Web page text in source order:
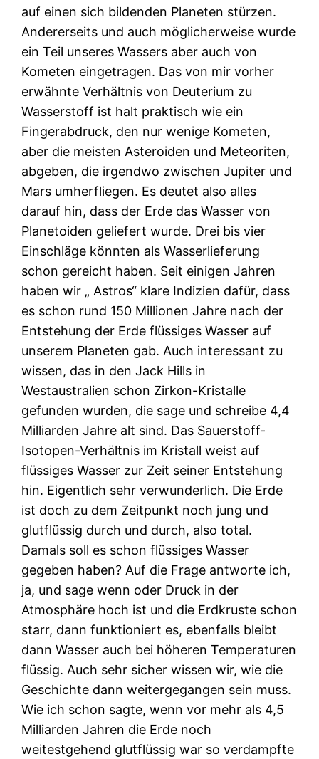
auf einen sich bildenden Planeten stürzen.
Andererseits und auch möglicherweise wurde
ein Teil unseres Wassers aber auch von
Kometen eingetragen. Das von mir vorher
erwähnte Verhältnis von Deuterium zu
Wasserstoff ist halt praktisch wie ein
Fingerabdruck, den nur wenige Kometen,
aber die meisten Asteroiden und Meteoriten,
abgeben, die irgendwo zwischen Jupiter und
Mars umherfliegen. Es deutet also alles
darauf hin, dass der Erde das Wasser von
Planetoiden geliefert wurde. Drei bis vier
Einschläge könnten als Wasserlieferung
schon gereicht haben. Seit einigen Jahren
haben wir „ Astros“ klare Indizien dafür, dass
es schon rund 150 Millionen Jahre nach der
Entstehung der Erde flüssiges Wasser auf
unserem Planeten gab. Auch interessant zu
wissen, das in den Jack Hills in
Westaustralien schon Zirkon-Kristalle
gefunden wurden, die sage und schreibe 4,4
Milliarden Jahre alt sind. Das Sauerstoff-
Isotopen-Verhältnis im Kristall weist auf
flüssiges Wasser zur Zeit seiner Entstehung
hin. Eigentlich sehr verwunderlich. Die Erde
ist doch zu dem Zeitpunkt noch jung und
glutflüssig durch und durch, also total.
Damals soll es schon flüssiges Wasser
gegeben haben? Auf die Frage antworte ich,
ja, und sage wenn oder Druck in der
Atmosphäre hoch ist und die Erdkruste schon
starr, dann funktioniert es, ebenfalls bleibt
dann Wasser auch bei höheren Temperaturen
flüssig. Auch sehr sicher wissen wir, wie die
Geschichte dann weitergegangen sein muss.
Wie ich schon sagte, wenn vor mehr als 4,5
Milliarden Jahren die Erde noch
weitestgehend glutflüssig war so verdampfte